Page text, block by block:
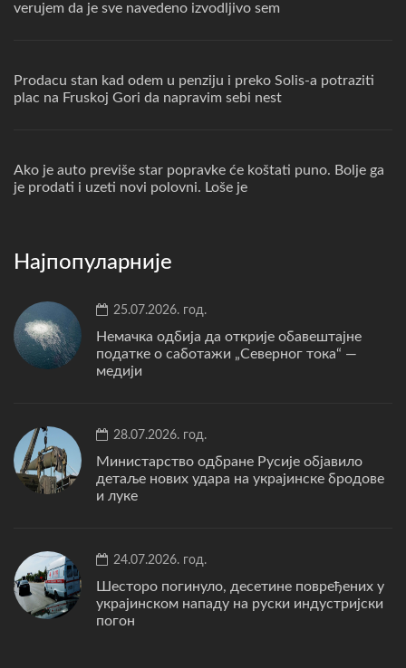
verujem da je sve navedeno izvodljivo sem
Prodacu stan kad odem u penziju i preko Solis-a potraziti
plac na Fruskoj Gori da napravim sebi nest
Ako je auto previše star popravke će koštati puno. Bolje ga
je prodati i uzeti novi polovni. Loše je
Најпопуларније
25.07.2026. год.
Немачка одбија да открије обавештајне
податке о саботажи „Северног тока“ —
медији
28.07.2026. год.
Министарство одбране Русије објавило
детаље нових удара на украјинске бродове
и луке
24.07.2026. год.
Шесторо погинуло, десетине повређених у
украјинском нападу на руски индустријски
погон